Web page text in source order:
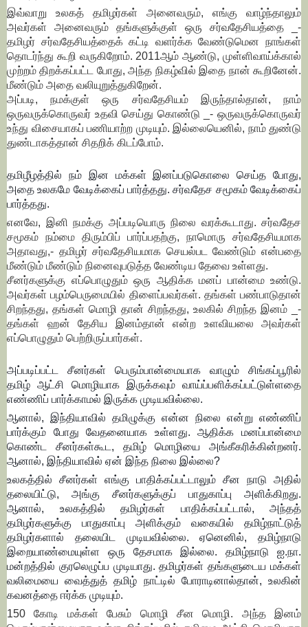
இவ்வாறு உலகத் தமிழர்கள் அனைவரும், எங்கு வாழ்ந்தாலும்
அவர்கள் அனைவரும் தங்களுக்குள் ஒரு சர்வதேசியத்தை _-
தமிழர் சர்வதேசியத்தைக் கட்டி வளர்க்க வேண்டுமென நாங்கள்
தொடர்ந்து கூறி வருகிறோம். 2011ஆம் ஆண்டு, முள்ளிவாய்க்கால்
முற்றம் திறக்கப்பட்ட போது, அந்த நிகழ்வில் இதை நான் கூறினேன்.
மீண்டும் அதை வலியுறுத்துகிறேன்.
அப்படி, நமக்குள் ஒரு சர்வதேசியம் இருந்தால்தான், நாம்
ஒருவருக்கொருவர் உதவி செய்து கொண்டு _- ஒருவருக்கொருவர்
உந்து விசையாகப் பணியாற்ற முடியும். இல்லையெனில், நாம் துண்டு
துண்டாகத்தான் சிதறிக் கிடப்போம்.
தமிழீழத்தில் நம் இன மக்கள் இனப்படுகொலை செய்த போது,
அதை உலகமே வேடிக்கைப் பார்த்தது. சர்வதேச சமூகம் வேடிக்கைப்
பார்த்தது.
எனவே, இனி நமக்கு அப்படியொரு நிலை வரக்கூடாது. சர்வதேச
சமூகம் நம்மை திரும்பிப் பார்ப்பதற்கு, நாமொரு சர்வதேசியமாக
அதாவது,- தமிழர் சர்வதேசியமாக செயல்பட வேண்டும் என்பதை
மீண்டும் மீண்டும் நினைவுபடுத்த வேண்டிய தேவை உள்ளது.
சீனர்களுக்கு எப்பொழுதும் ஒரு ஆதிக்க மனப் பான்மை உண்டு.
அவர்கள் பழம்பெருமையில் திளைப்பவர்கள். தங்கள் பண்பாடுதான்
சிறந்தது, தங்கள் மொழி தான் சிறந்தது, உலகில் சிறந்த இனம் _-
தங்கள் ஹன் தேசிய இனம்தான் என்ற உளவியலை அவர்கள்
எப்பொழுதும் பெற்றிருப்பார்கள்.
அப்படிப்பட்ட சீனர்கள் பெரும்பான்மையாக வாழும் சிங்கப்பூரில்
தமிழ் ஆட்சி மொழியாக இருக்கவும் வாய்ப்பளிக்கப்பட்டுள்ளதை
எண்ணிப் பார்க்காமல் இருக்க முடியவில்லை.
ஆனால், இந்தியாவில் தமிழுக்கு என்ன நிலை என்று எண்ணிப்
பார்க்கும் போது வேதனையாக உள்ளது. ஆதிக்க மனப்பான்மை
கொண்ட சீனர்கள்கூட, தமிழ் மொழியை அங்கீகரிக்கின்றனர்.
ஆனால், இந்தியாவில் ஏன் இந்த நிலை இல்லை?
உலகத்தில் சீனர்கள் எங்கு பாதிக்கப்பட்டாலும் சீன நாடு அதில்
தலையிட்டு, அங்கு சீனர்களுக்குப் பாதுகாப்பு அளிக்கிறது.
ஆனால், உலகத்தில் தமிழர்கள் பாதிக்கப்பட்டால், அந்தத்
தமிழர்களுக்கு பாதுகாப்பு அளிக்கும் வகையில் தமிழ்நாட்டுத்
தமிழர்களால் தலையிட முடியவில்லை. ஏனெனில், தமிழ்நாடு
இறையாண்மையுள்ள ஒரு தேசமாக இல்லை. தமிழ்நாடு ஐ.நா.
மன்றத்தில் குரலெழுப்ப முடியாது. தமிழர்கள் தங்களுடைய மக்கள்
வலிமையை வைத்துத் தமிழ் நாட்டில் போராடினால்தான், உலகின்
கவனத்தை ஈர்க்க முடியும்.
150 கோடி மக்கள் பேசும் மொழி சீன மொழி. அந்த இனம்